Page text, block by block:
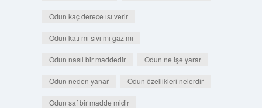
Odun kaç derece ısı verir
Odun katı mı sıvı mı gaz mı
Odun nasıl bir maddedir Odun ne işe yarar
Odun neden yanar Odun özellikleri nelerdir
Odun saf bir madde midir